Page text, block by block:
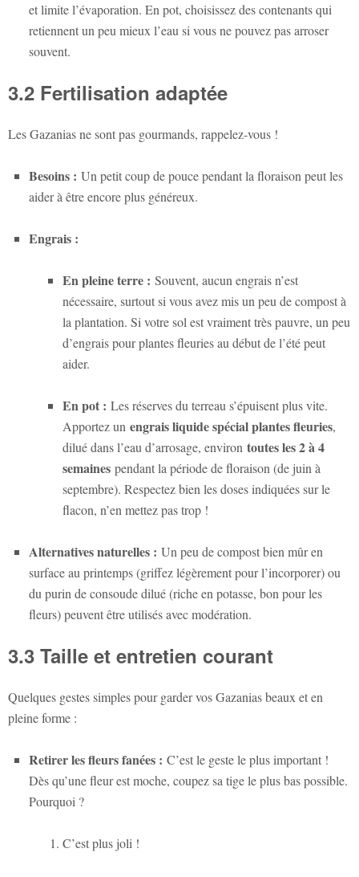
et limite l’évaporation. En pot, choisissez des contenants qui
retiennent un peu mieux l’eau si vous ne pouvez pas arroser
souvent.
3.2 Fertilisation adaptée
Les Gazanias ne sont pas gourmands, rappelez-vous !
Besoins : Un petit coup de pouce pendant la floraison peut les
aider à être encore plus généreux.
Engrais :
En pleine terre : Souvent, aucun engrais n’est
nécessaire, surtout si vous avez mis un peu de compost à
la plantation. Si votre sol est vraiment très pauvre, un peu
d’engrais pour plantes fleuries au début de l’été peut
aider.
En pot : Les réserves du terreau s’épuisent plus vite.
Apportez un engrais liquide spécial plantes fleuries,
dilué dans l’eau d’arrosage, environ toutes les 2 à 4
semaines pendant la période de floraison (de juin à
septembre). Respectez bien les doses indiquées sur le
flacon, n’en mettez pas trop !
Alternatives naturelles : Un peu de compost bien mûr en
surface au printemps (griffez légèrement pour l’incorporer) ou
du purin de consoude dilué (riche en potasse, bon pour les
fleurs) peuvent être utilisés avec modération.
3.3 Taille et entretien courant
Quelques gestes simples pour garder vos Gazanias beaux et en
pleine forme :
Retirer les fleurs fanées : C’est le geste le plus important !
Dès qu’une fleur est moche, coupez sa tige le plus bas possible.
Pourquoi ?
C’est plus joli !